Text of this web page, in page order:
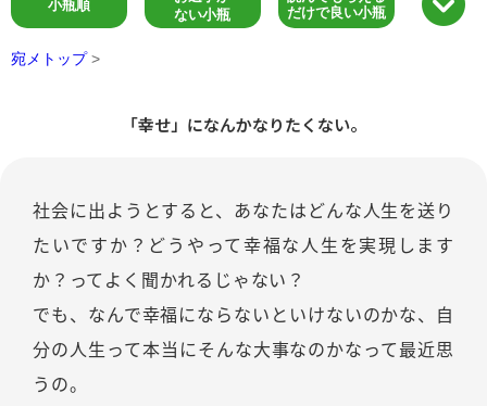
小瓶順
ない小瓶
だけで良い小瓶
宛メトップ >
「幸せ」になんかなりたくない。
社会に出ようとすると、あなたはどんな人生を送り
たいですか？どうやって幸福な人生を実現します
か？ってよく聞かれるじゃない？
でも、なんで幸福にならないといけないのかな、自
分の人生って本当にそんな大事なのかなって最近思
うの。